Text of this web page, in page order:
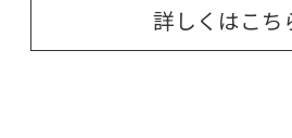
詳しくはこち